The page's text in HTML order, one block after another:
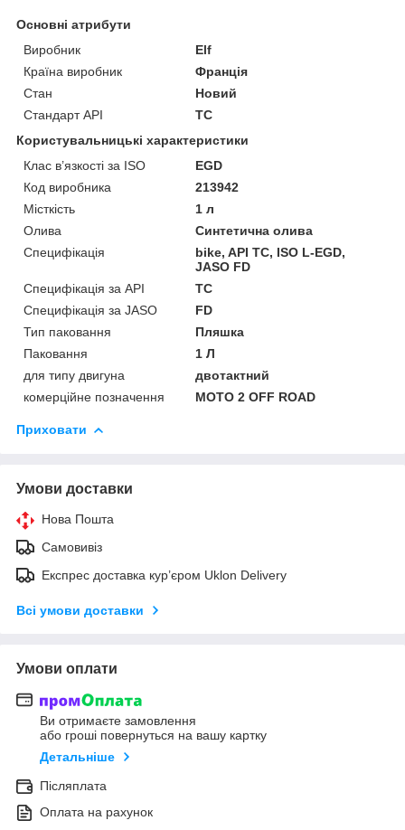
Основні атрибути
Виробник
Elf
Країна виробник
Франція
Стан
Новий
Стандарт API
TC
Користувальницькі характеристики
Клас в’язкості за ISO
EGD
Код виробника
213942
Місткість
1 л
Олива
Синтетична олива
Специфікація
bike, API TC, ISO L-EGD,
JASO FD
Специфікація за API
TC
Специфікація за JASO
FD
Тип паковання
Пляшка
Паковання
1 Л
для типу двигуна
двотактний
комерційне позначення
MOTO 2 OFF ROAD
Приховати
Умови доставки
Нова Пошта
Самовивіз
Експрес доставка кур’єром Uklon Delivery
Всі умови доставки
Умови оплати
Ви отримаєте замовлення
або гроші повернуться на вашу картку
Детальніше
Післяплата
Оплата на рахунок